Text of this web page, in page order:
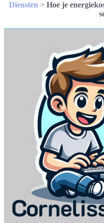
Diensten > Hoe je